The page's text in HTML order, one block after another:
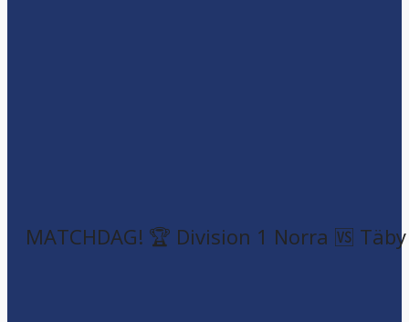
MATCHDAG! 🏆 Division 1 Norra 🆚